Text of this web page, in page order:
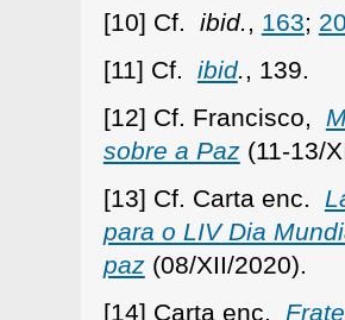
[10] Cf. ibid., 163;
[11] Cf. ibid., 139.
[12] Cf. Francisco,
sobre a Paz(11-13/
[13] Cf. Carta enc.
para o LIV Dia
paz(08/XII/2020).
[14] Carta enc.